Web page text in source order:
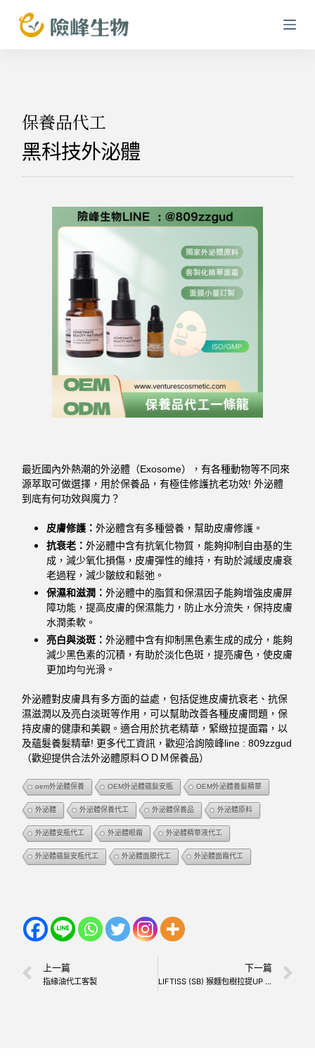
跳
至
保養品代工
黑科技外泌體
最近國內外熱潮的外泌體（Exosome），有各種動物等不同來
源萃取可做選擇，用於保養品，有極佳修護抗老功效! 外泌體
到底有何功效與魔力？
皮膚修護：外泌體含有多種營養，幫助皮膚修護。
抗衰老：外泌體中含有抗氧化物質，能夠抑制自由基的生
成，減少氧化損傷，皮膚彈性的維持，有助於減緩皮膚衰
老過程，減少皺紋和鬆弛。
保濕和滋潤：外泌體中的脂質和保濕因子能夠增強皮膚屏
障功能，提高皮膚的保濕能力，防止水分流失，保持皮膚
水潤柔軟。
亮白與淡斑：外泌體中含有抑制黑色素生成的成分，能夠
減少黑色素的沉積，有助於淡化色斑，提亮膚色，使皮膚
更加均勻光滑。
外泌體對皮膚具有多方面的益處，包括促進皮膚抗衰老、抗保
濕滋潤以及亮白淡斑等作用，可以幫助改善各種皮膚問題，保
持皮膚的健康和美觀。適合用於抗老精華，緊緻拉提面霜，以
及蘊髮養髮精華! 更多代工資訊，歡迎洽詢險峰line : 809zzgud
（歡迎提供合法外泌體原料ＯＤＭ保養品）
oem外泌體保養 OEM外泌體蘊髮安瓶 OEM外泌體養髮精華
外泌體 外泌體保養代工 外泌體保養品 外泌體原料
外泌體安瓶代工 外泌體眼霜 外泌體精華液代工
外泌體蘊髮安瓶代工 外泌體面膜代工 外泌體面霜代工
上一篇
指緣油代工客製
下一篇
LIFTISS (SB) 猴麵包樹拉提UP UP